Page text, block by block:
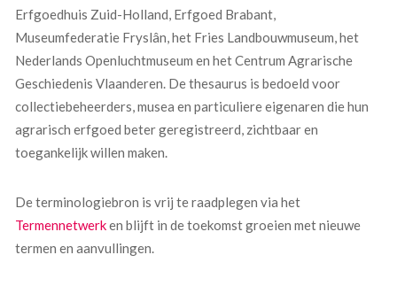
Erfgoedhuis Zuid-Holland, Erfgoed Brabant,
Museumfederatie Fryslân, het Fries Landbouwmuseum, het
Nederlands Openluchtmuseum en het Centrum Agrarische
Geschiedenis Vlaanderen. De thesaurus is bedoeld voor
collectiebeheerders, musea en particuliere eigenaren die hun
agrarisch erfgoed beter geregistreerd, zichtbaar en
toegankelijk willen maken.
De terminologiebron is vrij te raadplegen via het
Termennetwerken blijft in de toekomst groeien met nieuwe
termen en aanvullingen.